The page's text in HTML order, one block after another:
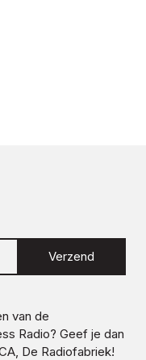
Verzend
van de
Radio? Geef je dan
De Radiofabriek!